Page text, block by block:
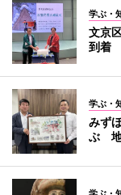
学ぶ・
文京
到着
学ぶ・
みず
ぶ 地